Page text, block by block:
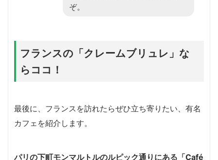
ぞ。
フランスの「クレームブリュレ」な
らココ！
最後に、フランスを訪れたらぜひ立ち寄りたい、有名
カフェを紹介します。
パリの下町モンマルトルのルピック通りにある「Café